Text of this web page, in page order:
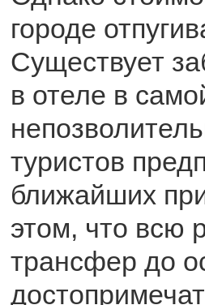
городе
Существует
в отеле в
туристов
ближайших
этом, что всю
трансфер до